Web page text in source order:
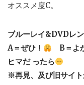
オススメ度C。
ブルーレイ&DVDレ
A＝ぜひ！
B＝よ
ヒマだ ったら
※再見、及び旧サイ